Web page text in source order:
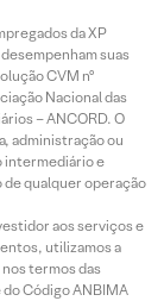
da XP
suas
CVM nº
Nacional das
– ANCORD. O
administração ou
intermediário e
qualquer operação
aos serviços e
utilizamos a
termos das
Código ANBIMA